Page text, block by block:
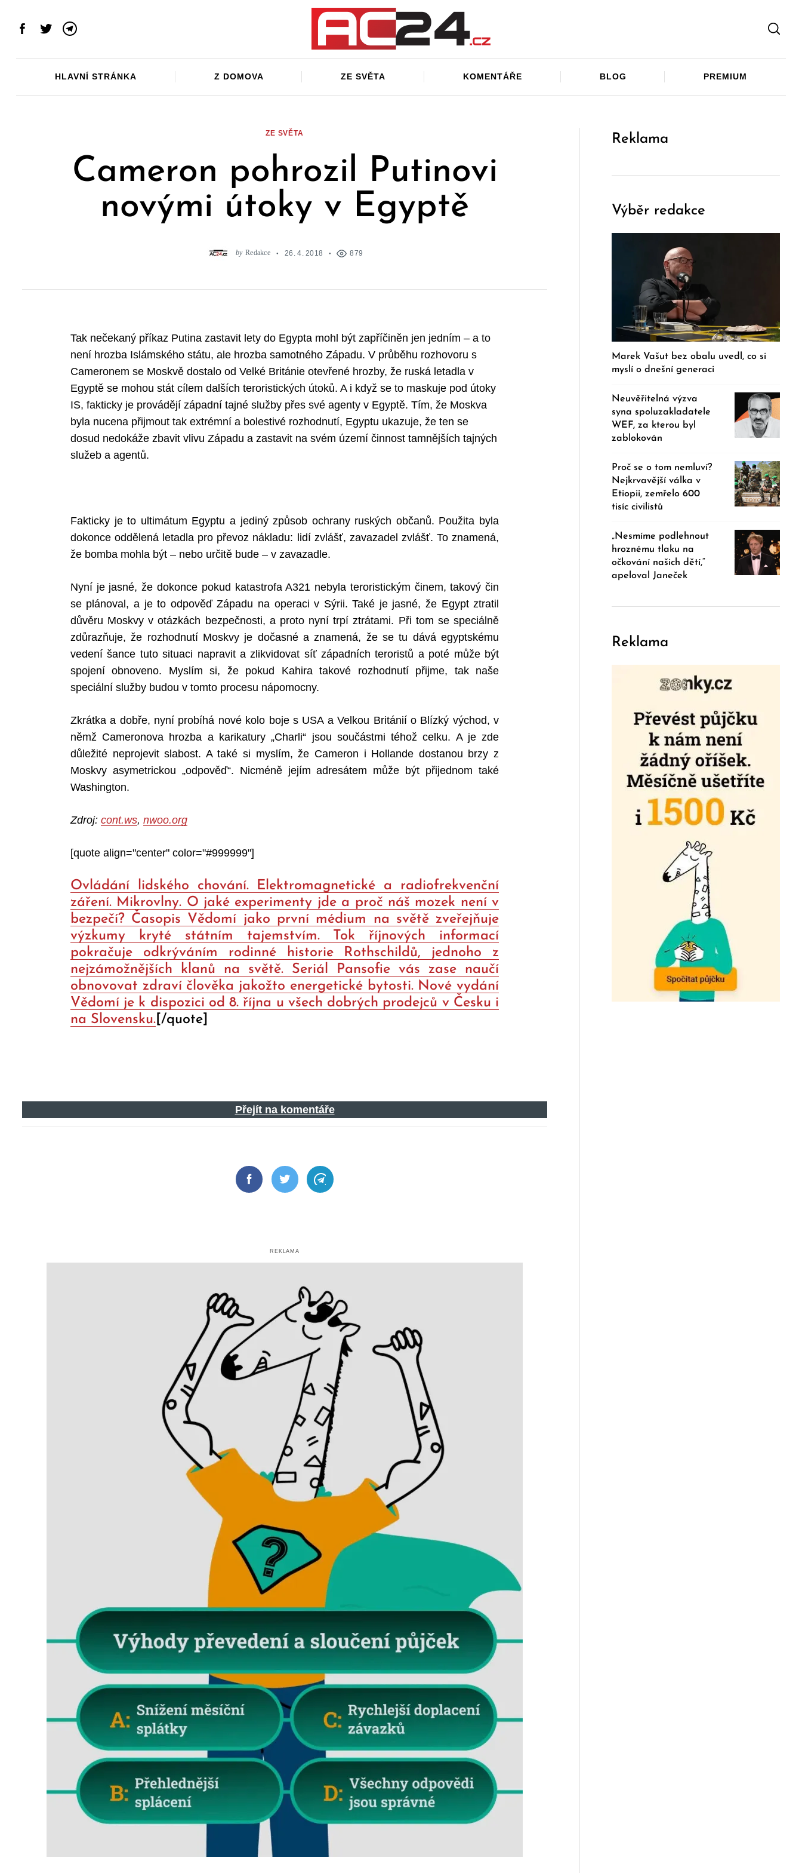
Facebook
TwitterTelegram
HLAVNÍ STRÁNKA Z DOMOVA ZE SVĚTA KOMENTÁŘE BLOG PREMIUM
ZE SVĚTA
Cameron pohrozil Putinovi
novými útoky v Egyptě
by Redakce 26. 4. 2018 879
Tak nečekaný příkaz Putina zastavit lety do Egypta mohl být zapříčiněn jen jedním – a to
není hrozba Islámského státu, ale hrozba samotného Západu. V průběhu rozhovoru s
Cameronem se Moskvě dostalo od Velké Británie otevřené hrozby, že ruská letadla v
Egyptě se mohou stát cílem dalších teroristických útoků. A i když se to maskuje pod útoky
IS, fakticky je provádějí západní tajné služby přes své agenty v Egyptě. Tím, že Moskva
byla nucena přijmout tak extrémní a bolestivé rozhodnutí, Egyptu ukazuje, že ten se
dosud nedokáže zbavit vlivu Západu a zastavit na svém území činnost tamnějších tajných
služeb a agentů.
Fakticky je to ultimátum Egyptu a jediný způsob ochrany ruských občanů. Použita byla
dokonce oddělená letadla pro převoz nákladu: lidí zvlášť, zavazadel zvlášť. To znamená,
že bomba mohla být – nebo určitě bude – v zavazadle.
Nyní je jasné, že dokonce pokud katastrofa A321 nebyla teroristickým činem, takový čin
se plánoval, a je to odpověď Západu na operaci v Sýrii. Také je jasné, že Egypt ztratil
důvěru Moskvy v otázkách bezpečnosti, a proto nyní trpí ztrátami. Při tom se speciálně
zdůrazňuje, že rozhodnutí Moskvy je dočasné a znamená, že se tu dává egyptskému
vedení šance tuto situaci napravit a zlikvidovat síť západních teroristů a poté může být
spojení obnoveno. Myslím si, že pokud Kahira takové rozhodnutí přijme, tak naše
speciální služby budou v tomto procesu nápomocny.
Zkrátka a dobře, nyní probíhá nové kolo boje s USA a Velkou Británií o Blízký východ, v
němž Cameronova hrozba a karikatury „Charli“ jsou součástmi téhož celku. A je zde
důležité neprojevit slabost. A také si myslím, že Cameron i Hollande dostanou brzy z
Moskvy asymetrickou „odpověď“. Nicméně jejím adresátem může být přijednom také
Washington.
Zdroj: cont.ws, nwoo.org
[quote align="center" color="#999999"]
Ovládání lidského chování. Elektromagnetické a radiofrekvenční
záření. Mikrovlny. O jaké experimenty jde a proč náš mozek není v
bezpečí? Časopis Vědomí jako první médium na světě zveřejňuje
výzkumy kryté státním tajemstvím. Tok říjnových informací
pokračuje odkrýváním rodinné historie Rothschildů, jednoho z
nejzámožnějších klanů na světě. Seriál Pansofie vás zase naučí
obnovovat zdraví člověka jakožto energetické bytosti. Nové vydání
Vědomí je k dispozici od 8. října u všech dobrých prodejců v Česku i
na Slovensku.[/quote]
Přejít na komentáře
FacebookTwitter Telegram
REKLAMA
Reklama
Výběr redakce
Marek Vašut bez obalu uvedl, co si
myslí o dnešní generaci
Neuvěřitelná výzva
syna spoluzakladatele
WEF, za kterou byl
zablokován
Proč se o tom nemluví?
Nejkrvavější válka v
Etiopii, zemřelo 600
tisíc civilistů
„Nesmíme podlehnout
hroznému tlaku na
očkování našich dětí,“
apeloval Janeček
Reklama
Search